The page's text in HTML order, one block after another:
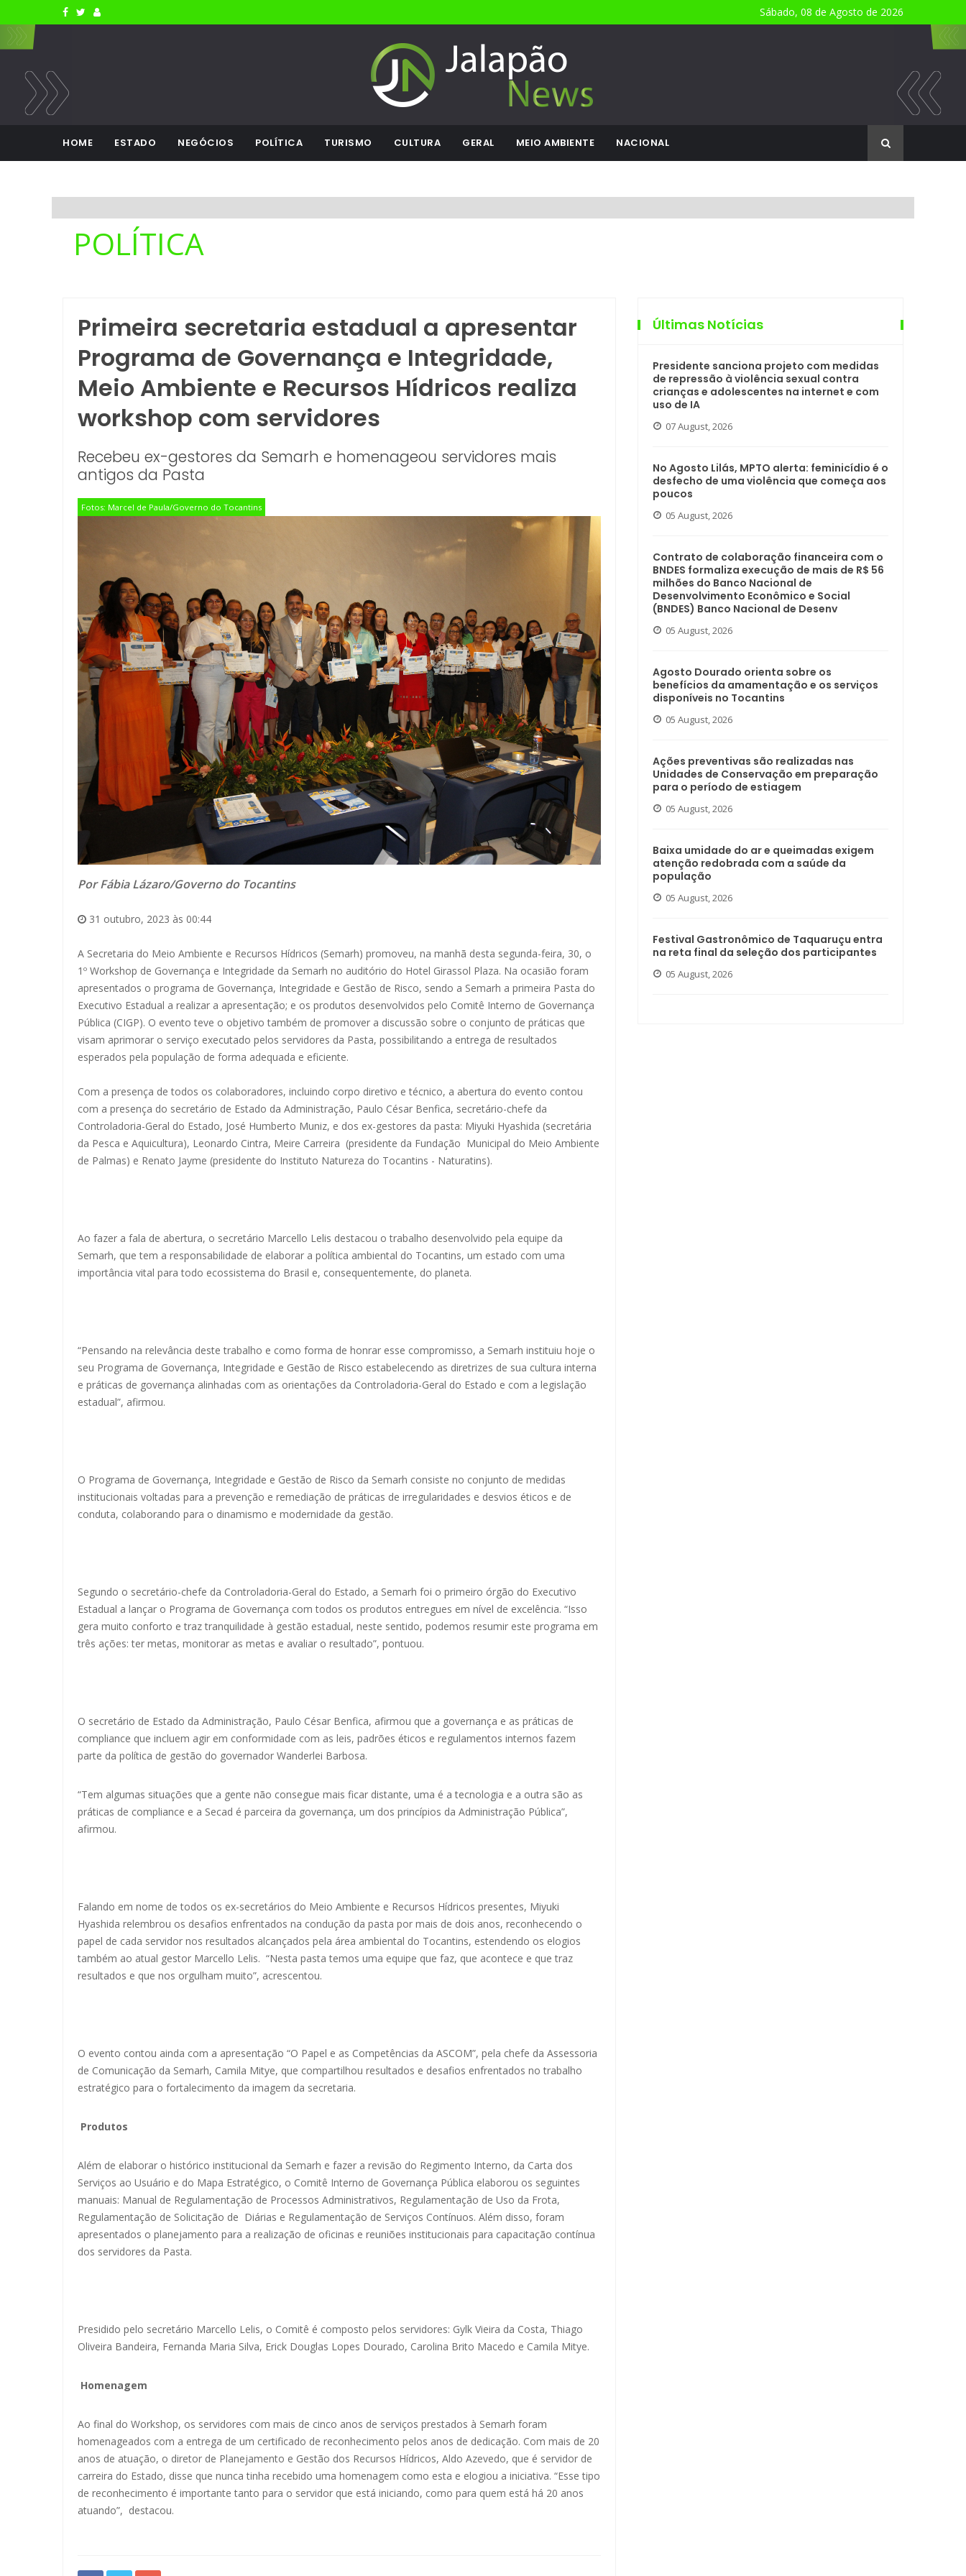
Sábado, 08 de Agosto de 2026
HOME ESTADO NEGÓCIOS POLÍTICA TURISMO CULTURA GERAL MEIO AMBIENTE NACIONAL
POLÍTICA
Primeira secretaria estadual a apresentar
Programa de Governança e Integridade,
Meio Ambiente e Recursos Hídricos realiza
workshop com servidores
Recebeu ex-gestores da Semarh e homenageou servidores mais
antigos da Pasta
Fotos: Marcel de Paula/Governo do Tocantins
Por Fábia Lázaro/Governo do Tocantins
31 outubro, 2023 às 00:44
A Secretaria do Meio Ambiente e Recursos Hídricos (Semarh) promoveu, na manhã desta segunda-feira, 30, o
1º Workshop de Governança e Integridade da Semarh no auditório do Hotel Girassol Plaza. Na ocasião foram
apresentados o programa de Governança, Integridade e Gestão de Risco, sendo a Semarh a primeira Pasta do
Executivo Estadual a realizar a apresentação; e os produtos desenvolvidos pelo Comitê Interno de Governança
Pública (CIGP). O evento teve o objetivo também de promover a discussão sobre o conjunto de práticas que
visam aprimorar o serviço executado pelos servidores da Pasta, possibilitando a entrega de resultados
esperados pela população de forma adequada e eficiente.
Com a presença de todos os colaboradores, incluindo corpo diretivo e técnico, a abertura do evento contou
com a presença do secretário de Estado da Administração, Paulo César Benfica, secretário-chefe da
Controladoria-Geral do Estado, José Humberto Muniz, e dos ex-gestores da pasta: Miyuki Hyashida (secretária
da Pesca e Aquicultura), Leonardo Cintra, Meire Carreira (presidente da Fundação Municipal do Meio Ambiente
de Palmas) e Renato Jayme (presidente do Instituto Natureza do Tocantins - Naturatins).
Ao fazer a fala de abertura, o secretário Marcello Lelis destacou o trabalho desenvolvido pela equipe da
Semarh, que tem a responsabilidade de elaborar a política ambiental do Tocantins, um estado com uma
importância vital para todo ecossistema do Brasil e, consequentemente, do planeta.
“Pensando na relevância deste trabalho e como forma de honrar esse compromisso, a Semarh instituiu hoje o
seu Programa de Governança, Integridade e Gestão de Risco estabelecendo as diretrizes de sua cultura interna
e práticas de governança alinhadas com as orientações da Controladoria-Geral do Estado e com a legislação
estadual”, afirmou.
O Programa de Governança, Integridade e Gestão de Risco da Semarh consiste no conjunto de medidas
institucionais voltadas para a prevenção e remediação de práticas de irregularidades e desvios éticos e de
conduta, colaborando para o dinamismo e modernidade da gestão.
Segundo o secretário-chefe da Controladoria-Geral do Estado, a Semarh foi o primeiro órgão do Executivo
Estadual a lançar o Programa de Governança com todos os produtos entregues em nível de excelência. “Isso
gera muito conforto e traz tranquilidade à gestão estadual, neste sentido, podemos resumir este programa em
três ações: ter metas, monitorar as metas e avaliar o resultado”, pontuou.
O secretário de Estado da Administração, Paulo César Benfica, afirmou que a governança e as práticas de
compliance que incluem agir em conformidade com as leis, padrões éticos e regulamentos internos fazem
parte da política de gestão do governador Wanderlei Barbosa.
“Tem algumas situações que a gente não consegue mais ficar distante, uma é a tecnologia e a outra são as
práticas de compliance e a Secad é parceira da governança, um dos princípios da Administração Pública”,
afirmou.
Falando em nome de todos os ex-secretários do Meio Ambiente e Recursos Hídricos presentes, Miyuki
Hyashida relembrou os desafios enfrentados na condução da pasta por mais de dois anos, reconhecendo o
papel de cada servidor nos resultados alcançados pela área ambiental do Tocantins, estendendo os elogios
também ao atual gestor Marcello Lelis. “Nesta pasta temos uma equipe que faz, que acontece e que traz
resultados e que nos orgulham muito”, acrescentou.
O evento contou ainda com a apresentação “O Papel e as Competências da ASCOM”, pela chefe da Assessoria
de Comunicação da Semarh, Camila Mitye, que compartilhou resultados e desafios enfrentados no trabalho
estratégico para o fortalecimento da imagem da secretaria.
Produtos
Além de elaborar o histórico institucional da Semarh e fazer a revisão do Regimento Interno, da Carta dos
Serviços ao Usuário e do Mapa Estratégico, o Comitê Interno de Governança Pública elaborou os seguintes
manuais: Manual de Regulamentação de Processos Administrativos, Regulamentação de Uso da Frota,
Regulamentação de Solicitação de Diárias e Regulamentação de Serviços Contínuos. Além disso, foram
apresentados o planejamento para a realização de oficinas e reuniões institucionais para capacitação contínua
dos servidores da Pasta.
Presidido pelo secretário Marcello Lelis, o Comitê é composto pelos servidores: Gylk Vieira da Costa, Thiago
Oliveira Bandeira, Fernanda Maria Silva, Erick Douglas Lopes Dourado, Carolina Brito Macedo e Camila Mitye.
Homenagem
Ao final do Workshop, os servidores com mais de cinco anos de serviços prestados à Semarh foram
homenageados com a entrega de um certificado de reconhecimento pelos anos de dedicação. Com mais de 20
anos de atuação, o diretor de Planejamento e Gestão dos Recursos Hídricos, Aldo Azevedo, que é servidor de
carreira do Estado, disse que nunca tinha recebido uma homenagem como esta e elogiou a iniciativa. “Esse tipo
de reconhecimento é importante tanto para o servidor que está iniciando, como para quem está há 20 anos
atuando”, destacou.
Últimas Notícias
Presidente sanciona projeto com medidas
de repressão à violência sexual contra
crianças e adolescentes na internet e com
uso de IA
07 August, 2026
No Agosto Lilás, MPTO alerta: feminicídio é o
desfecho de uma violência que começa aos
poucos
05 August, 2026
Contrato de colaboração financeira com o
BNDES formaliza execução de mais de R$ 56
milhões do Banco Nacional de
Desenvolvimento Econômico e Social
(BNDES) Banco Nacional de Desenv
05 August, 2026
Agosto Dourado orienta sobre os
benefícios da amamentação e os serviços
disponíveis no Tocantins
05 August, 2026
Ações preventivas são realizadas nas
Unidades de Conservação em preparação
para o período de estiagem
05 August, 2026
Baixa umidade do ar e queimadas exigem
atenção redobrada com a saúde da
população
05 August, 2026
Festival Gastronômico de Taquaruçu entra
na reta final da seleção dos participantes
05 August, 2026